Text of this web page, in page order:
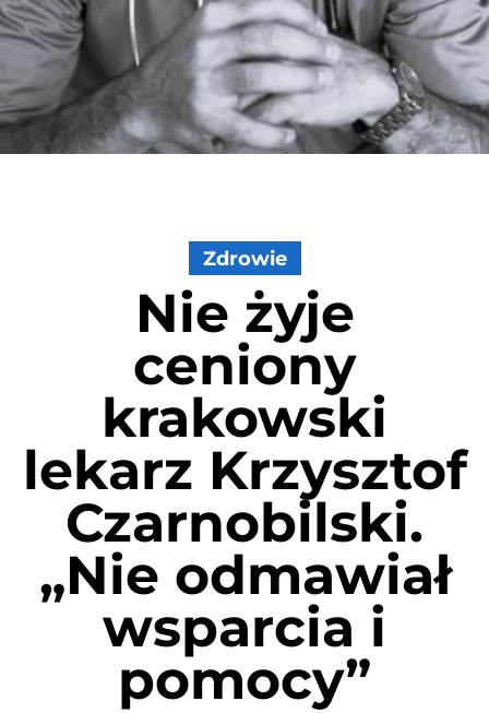
Zdrowie
Nie żyje
ceniony
krakowski
lekarz Krzysztof
Czarnobilski.
„Nie odmawiał
wsparcia i
pomocy”